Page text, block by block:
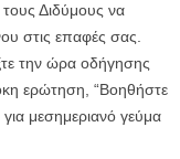
Διδύμους να
στις επαφές σας.
την ώρα οδήγησης
ερώτηση, “Βοηθήστε
μεσημεριανό γεύμα